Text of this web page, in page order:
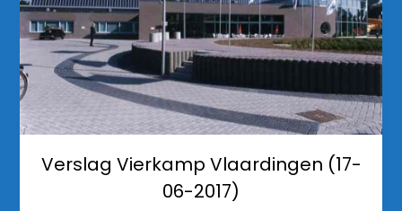
Verslag Vierkamp Vlaardingen (17-
06-2017)